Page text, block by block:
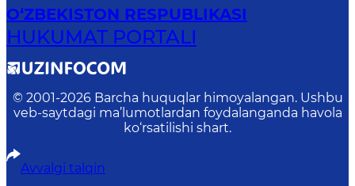
O‘ZBEKISTON RESPUBLIKASI
HUKUMAT PORTALI
© 2001-2026 Barcha huquqlar himoyalangan. Ushbu
veb-saytdagi ma’lumotlardan foydalanganda havola
ko‘rsatilishi shart.
Avvalgi talqin